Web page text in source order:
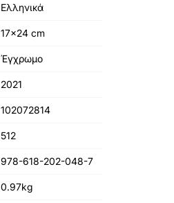
Ελληνικά
17x24 cm
Έγχρωμο
2021
102072814
512
978-618-202-048-7
0.97kg